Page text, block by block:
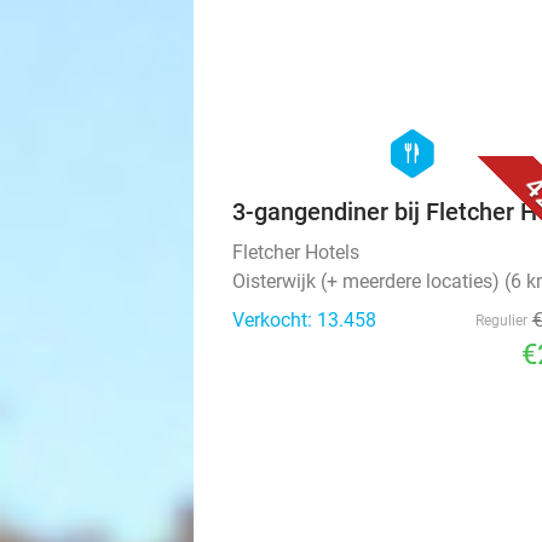
hexagon
food
3-gangendiner bij Fletcher
Fletcher Hotels
Oisterwijk (+ meerdere locaties) (6
Verkocht: 13.458
Regulier